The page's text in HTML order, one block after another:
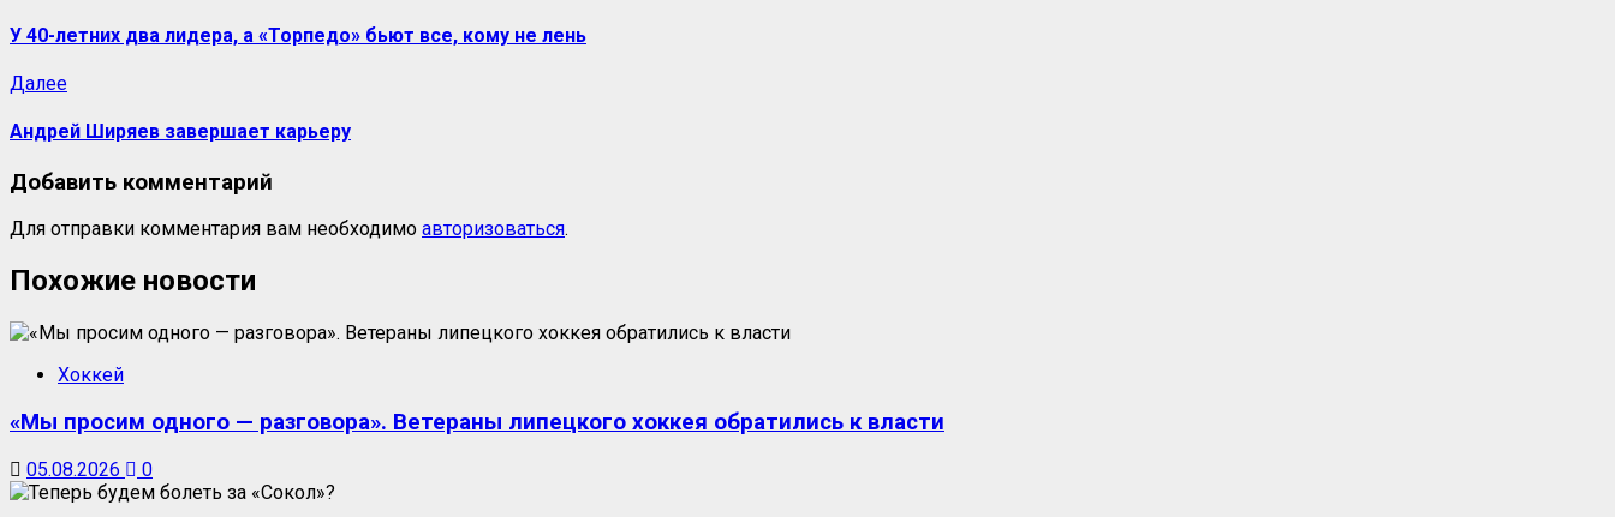
У 40-летних два лидера, а «Торпедо» бьют все, кому не лень
Далее
Андрей Ширяев завершает карьеру
Добавить комментарий
Для отправки комментария вам необходимо авторизоваться.
Похожие новости
Хоккей
«Мы просим одного — разговора». Ветераны липецкого хоккея обратились к власти
05.08.2026 0